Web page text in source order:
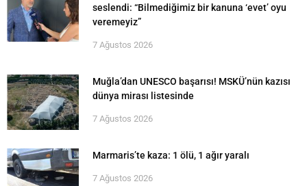
seslendi: “Bilmediğimiz bir kanuna ‘evet’ oyu
veremeyiz”
7 Ağustos 2026
Muğla’dan UNESCO başarısı! MSKÜ’nün kazısı
dünya mirası listesinde
7 Ağustos 2026
Marmaris’te kaza: 1 ölü, 1 ağır yaralı
7 Ağustos 2026